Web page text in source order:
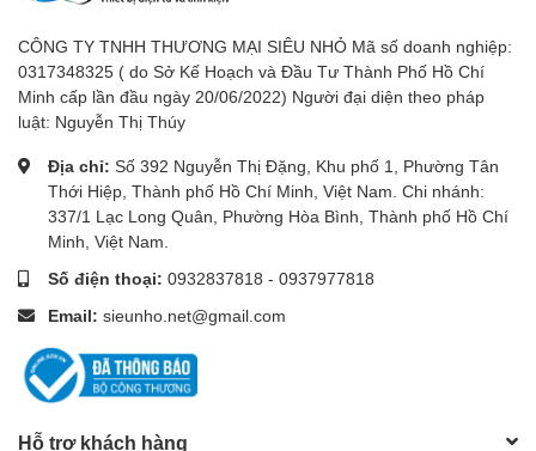
CÔNG TY TNHH THƯƠNG MẠI SIÊU NHỎ Mã số doanh nghiệp:
0317348325 ( do Sở Kế Hoạch và Đầu Tư Thành Phố Hồ Chí
Minh cấp lần đầu ngày 20/06/2022) Người đại diện theo pháp
luật: Nguyễn Thị Thúy
Địa chỉ: Số 392 Nguyễn Thị Đặng, Khu phố 1, Phường Tân
Thới Hiệp, Thành phố Hồ Chí Minh, Việt Nam. Chi nhánh:
337/1 Lạc Long Quân, Phường Hòa Bình, Thành phố Hồ Chí
Minh, Việt Nam.
Số điện thoại: 0932837818 - 0937977818
Email: sieunho.net@gmail.com
Hỗ trợ khách hàng